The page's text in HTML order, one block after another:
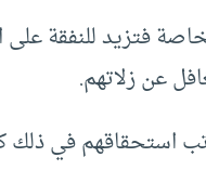
فتزيد للنفقة
عن زلاتهم.
استحقاقهم في ذلك